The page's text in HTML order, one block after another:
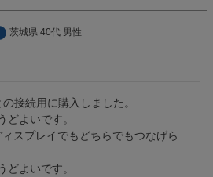
茨城県 40代 男性
接続用に購入しました。
どよいです。
スプレイでもどちらでもつなげら
どよいです。